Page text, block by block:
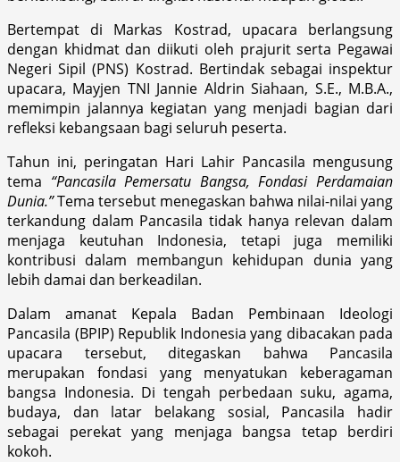
Bertempat di Markas Kostrad, upacara berlangsung
dengan khidmat dan diikuti oleh prajurit serta Pegawai
Negeri Sipil (PNS) Kostrad. Bertindak sebagai inspektur
upacara, Mayjen TNI Jannie Aldrin Siahaan, S.E., M.B.A.,
memimpin jalannya kegiatan yang menjadi bagian dari
refleksi kebangsaan bagi seluruh peserta.
Tahun ini, peringatan Hari Lahir Pancasila mengusung
tema “Pancasila Pemersatu Bangsa, Fondasi Perdamaian
Dunia.”Tema tersebut menegaskan bahwa nilai-nilai yang
terkandung dalam Pancasila tidak hanya relevan dalam
menjaga keutuhan Indonesia, tetapi juga memiliki
kontribusi dalam membangun kehidupan dunia yang
lebih damai dan berkeadilan.
Dalam amanat Kepala Badan Pembinaan Ideologi
Pancasila (BPIP) Republik Indonesia yang dibacakan pada
upacara tersebut, ditegaskan bahwa Pancasila
merupakan fondasi yang menyatukan keberagaman
bangsa Indonesia. Di tengah perbedaan suku, agama,
budaya, dan latar belakang sosial, Pancasila hadir
sebagai perekat yang menjaga bangsa tetap berdiri
kokoh.